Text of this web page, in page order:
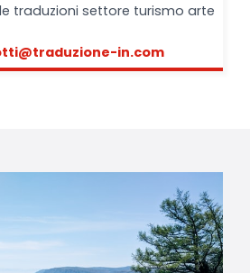
traduzioni settore turismo arte
in.com